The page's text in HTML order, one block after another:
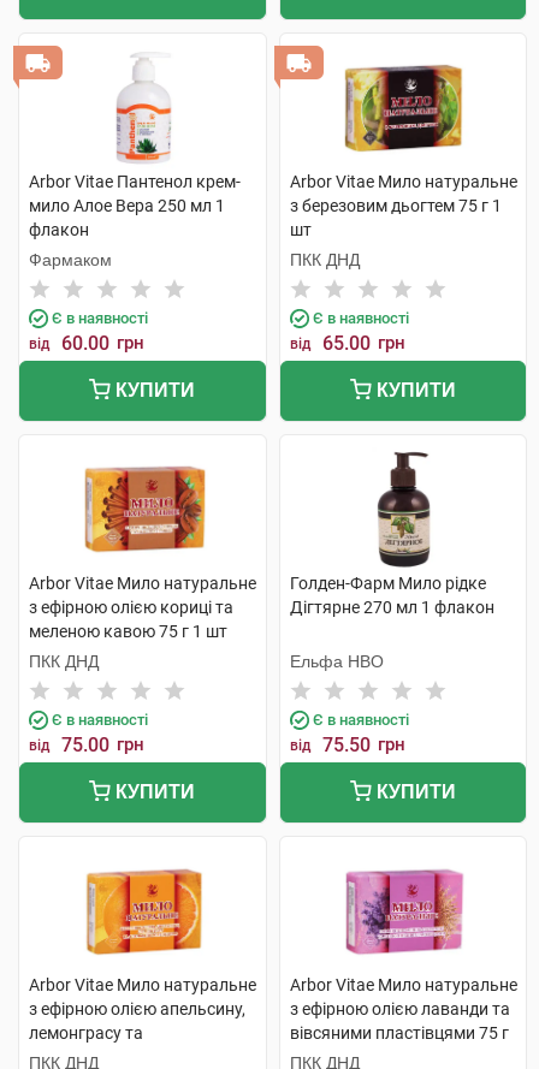
Arbor Vitae Пантенол крем-
мило Алое Вера 250 мл 1
флакон
Фармаком
Є в наявності
від 60.00 грн
КУПИТИ
Arbor Vitae Мило натуральне
з березовим дьогтем 75 г 1
шт
ПКК ДНД
Є в наявності
від 65.00 грн
КУПИТИ
Arbor Vitae Мило натуральне
з ефірною олією кориці та
меленою кавою 75 г 1 шт
ПКК ДНД
Є в наявності
від 75.00 грн
КУПИТИ
Голден-Фарм Мило рідке
Дігтярне 270 мл 1 флакон
Ельфа НВО
Є в наявності
від 75.50 грн
КУПИТИ
Arbor Vitae Мило натуральне
з ефірною олією апельсину,
лемонграсу та
апельсиновою цедрою 75 г 1
ПКК ДНД
Arbor Vitae Мило натуральне
з ефірною олією лаванди та
вівсяними пластівцями 75 г
1 шт
ПКК ДНД